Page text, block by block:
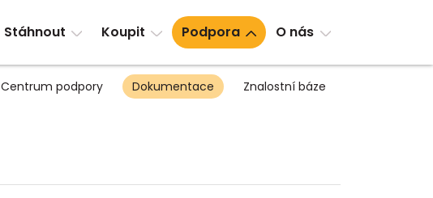
Stáhnout Koupit Podpora O nás
Centrum podpory Dokumentace Znalostní báze